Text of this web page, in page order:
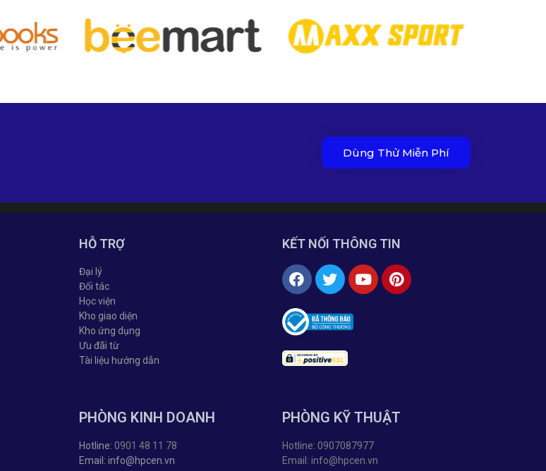
Dùng Thử Miễn Phí
HỖ TRỢ
Đại lý
Đối tác
Học viện
Kho giao diện
Kho ứng dụng
Ưu đãi từ
Tài liệu hướng dẫn
KẾT NỐI THÔNG TIN
PHÒNG KINH DOANH
Hotline: 0901 48 11 78
Email: info@hpcen.vn
PHÒNG KỸ THUẬT
Hotline: 0907087977
Email: info@hpcen.vn